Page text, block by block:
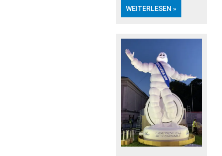
WEITERLESEN »